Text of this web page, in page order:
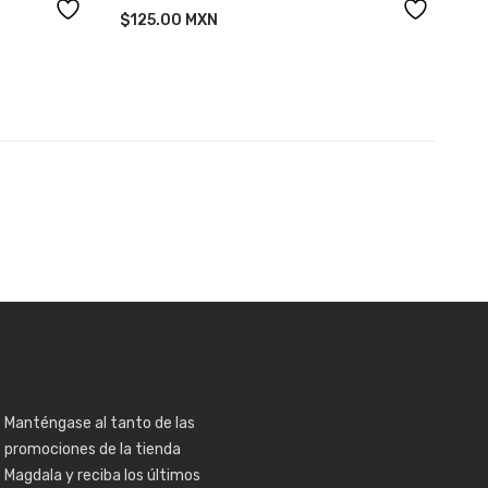
$125.00 MXN
Manténgase al tanto de las
promociones de la tienda
Magdala y reciba los últimos